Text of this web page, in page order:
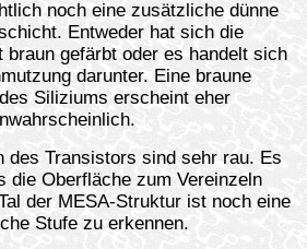
noch eine zusätzliche dünne
Entweder hat sich die
braun gefärbt oder es handelt sich
darunter. Eine braune
Siliziums erscheint eher
des Transistors sind sehr rau. Es
die Oberfläche zum Vereinzeln
der MESA-Struktur ist noch eine
Stufe zu erkennen.